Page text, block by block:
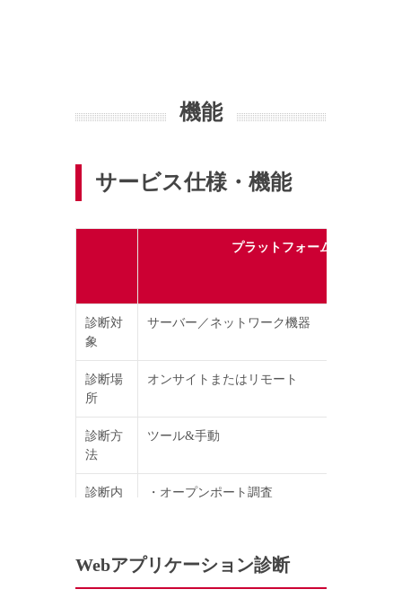
機能
サービス仕様・機能
プラットフォーム診断
診断対
象
サーバー／ネットワーク機器
診断場
所
オンサイトまたはリモート
診断方
法
ツール&手動
診断内
・オープンポート調査
DoS、システム情報漏えい等）
Webアプリケーション診断